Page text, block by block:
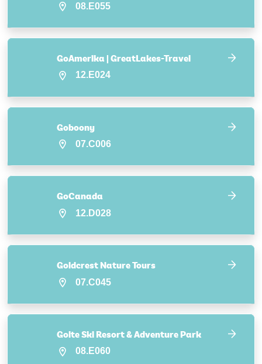
08.E055
GoAmerika | GreatLakes-Travel
12.E024
Goboony
07.C006
GoCanada
12.D028
Goldcrest Nature Tours
07.C045
Golte Ski Resort & Adventure Park
08.E060